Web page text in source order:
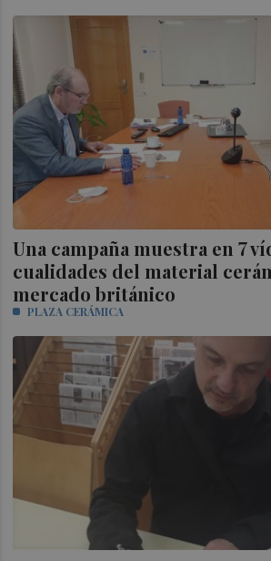
Una campaña muestra en 7
cualidades del material
mercado británico
PLAZA CERÁMICA